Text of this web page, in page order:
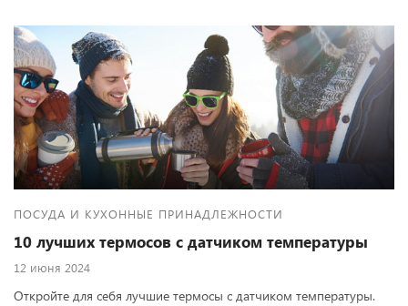
ПОСУДА И КУХОННЫЕ ПРИНАДЛЕЖНОСТИ
10 лучших термосов с датчиком температуры
12 июня 2024
Откройте для себя лучшие термосы с датчиком температуры.